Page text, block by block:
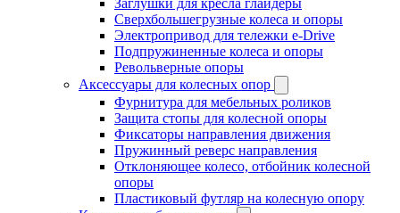
Сверхбольшегрузные колеса и опоры
Электропривод для тележки e-Drive
Подпружиненные колеса и опоры
Револьверные опоры
Аксессуары для колесных опор
Фурнитура для мебельных роликов
Защита стопы для колесной опоры
Фиксаторы направления движения
Пружинный реверс направления
Отклоняющее колесо, отбойник колесной
опоры
Пластиковый футляр на колесную опору